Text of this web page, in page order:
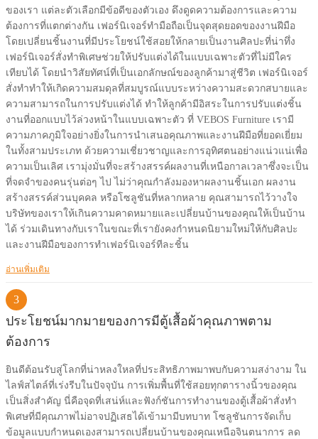
ของเรา แต่ละตัวเลือกมีข้อดีของตัวเอง ดึงดูดความต้องการและความ
ต้องการที่แตกต่างกัน เฟอร์นิเจอร์ทำมือถือเป็นจุดสุดยอดของงานฝีมือ
โดยเปลี่ยนชิ้นงานที่มีประโยชน์ใช้สอยให้กลายเป็นงานศิลปะที่น่าทึ่ง
เฟอร์นิเจอร์สั่งทำพิเศษช่วยให้ปรับแต่งได้ในแบบเฉพาะตัวที่ไม่มีใคร
เทียบได้ โดยนำวิสัยทัศน์ที่เป็นเอกลักษณ์ของลูกค้ามาสู่ชีวิต เฟอร์นิเจอร์
สั่งทำทำให้เกิดความสมดุลที่สมบูรณ์แบบระหว่างความสะดวกสบายและ
ความสามารถในการปรับแต่งได้ ทำให้ลูกค้ามีอิสระในการปรับแต่งชิ้น
งานที่ออกแบบไว้ล่วงหน้าในแบบเฉพาะตัว ที่ VEBOS Furniture เรามี
ความภาคภูมิใจอย่างยิ่งในการนำเสนอคุณภาพและงานฝีมือที่ยอดเยี่ยม
ในทั้งสามประเภท ด้วยความเชี่ยวชาญและการอุทิศตนอย่างแน่วแน่เพื่อ
ความเป็นเลิศ เรามุ่งมั่นที่จะสร้างสรรค์ผลงานที่เหนือกาลเวลาซึ่งจะเป็น
ที่จดจำของคนรุ่นต่อๆ ไป ไม่ว่าคุณกำลังมองหาผลงานชิ้นเอก ผลงาน
สร้างสรรค์ส่วนบุคคล หรือโซลูชันที่หลากหลาย คุณสามารถไว้วางใจ
บริษัทของเราให้เกินความคาดหมายและเปลี่ยนบ้านของคุณให้เป็นบ้าน
ได้ ร่วมเดินทางกับเราในขณะที่เรายังคงกำหนดนิยามใหม่ให้กับศิลปะ
และงานฝีมือของการทำเฟอร์นิเจอร์ทีละชิ้น
อ่านเพิ่มเติม
3
ประโยชน์มากมายของการมีตู้เสื้อผ้าคุณภาพตาม
ต้องการ
ยินดีต้อนรับสู่โลกที่น่าหลงใหลที่ประสิทธิภาพมาพบกับความสง่างาม ใน
ไลฟ์สไตล์ที่เร่งรีบในปัจจุบัน การเพิ่มพื้นที่ใช้สอยทุกตารางนิ้วของคุณ
เป็นสิ่งสำคัญ นี่คือจุดที่เสน่ห์และฟังก์ชันการทำงานของตู้เสื้อผ้าสั่งทำ
พิเศษที่มีคุณภาพไม่อาจปฏิเสธได้เข้ามามีบทบาท โซลูชันการจัดเก็บ
ข้อมูลแบบกำหนดเองสามารถเปลี่ยนบ้านของคุณเหนือจินตนาการ ลด